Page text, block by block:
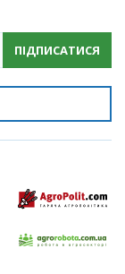
ПІДПИСАТИСЯ